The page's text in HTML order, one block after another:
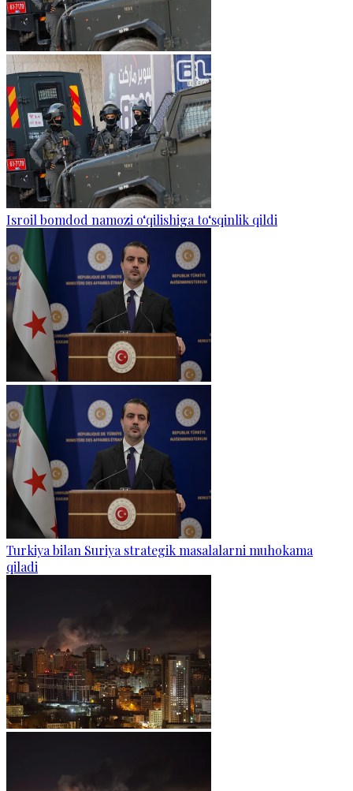
Isroil bomdod namozi o‘qilishiga to‘sqinlik qildi
Turkiya bilan Suriya strategik masalalarni muhokama
qiladi